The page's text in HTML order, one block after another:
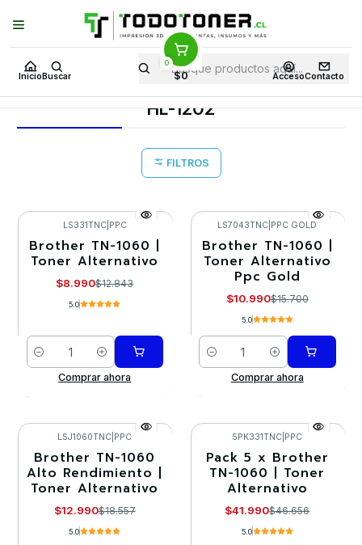
Inicio Buscar
0
$0 AccesoContacto
Puedes Elegir: Comprar enTienda· Despachoa Todo Chile · Retiro en
Tienda en24 Horas
Inicio Toner y tambor Toner Alternativo BROTHER
Equipos BROTHER
HL-1202
FILTROS
-30%
LS331TNC| PPC
Brother TN-1060 |
Toner Alternativo
$8.990$12.843
5.0
Cantidad
Comprar ahora
-30%
LS7043TNC PPC GOLD
Brother TN-1060 |
Toner Alternativo
Ppc Gold
$10.990$15.700
5.0
Cantidad
Comprar ahora
-30%
LSJ1060TNC PPC
Brother TN-1060
Alto Rendimiento |
Toner Alternativo
$12.990$18.557
5.0
-10%
5PK331TNC PPC
Pack 5 x Brother
TN-1060 | Toner
Alternativo
$41.990$46.656
5.0